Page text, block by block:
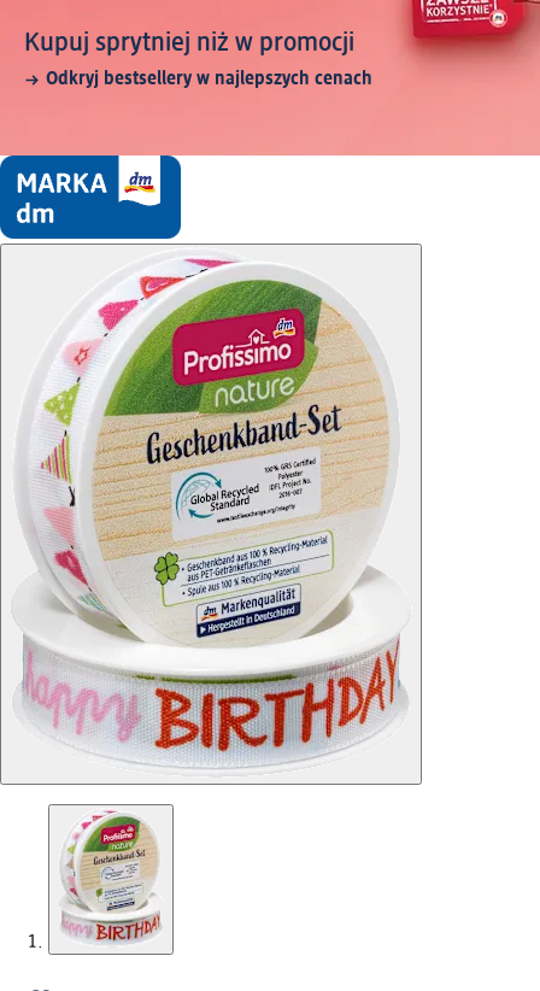
Kupuj sprytniej niż w promocji
Odkryj bestsellery w najlepszych cenach